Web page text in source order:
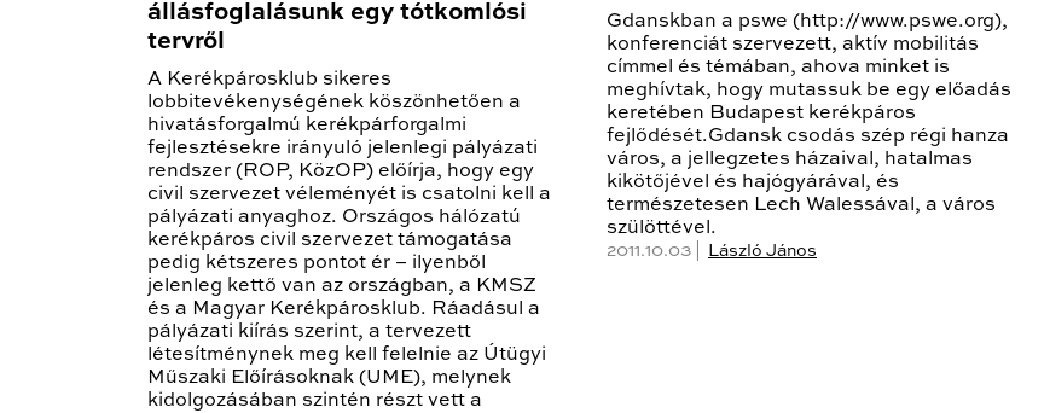
állásfoglalásunk egy tótkomlósi
tervről
A Kerékpárosklub sikeres
lobbitevékenységének köszönhetően a
hivatásforgalmú kerékpárforgalmi
fejlesztésekre irányuló jelenlegi pályázati
rendszer (ROP, KözOP) előírja, hogy egy
civil szervezet véleményét is csatolni kell a
pályázati anyaghoz. Országos hálózatú
kerékpáros civil szervezet támogatása
pedig kétszeres pontot ér – ilyenből
jelenleg kettő van az országban, a KMSZ
és a Magyar Kerékpárosklub. Ráadásul a
pályázati kiírás szerint, a tervezett
létesítménynek meg kell felelnie az Útügyi
Műszaki Előírásoknak (UME), melynek
kidolgozásában szintén részt vett a
Gdanskban a pswe (http://www.pswe.org),
konferenciát szervezett, aktív mobilitás
címmel és témában, ahova minket is
meghívtak, hogy mutassuk be egy előadás
keretében Budapest kerékpáros
fejlődését.Gdansk csodás szép régi hanza
város, a jellegzetes házaival, hatalmas
kikötőjével és hajógyárával, és
természetesen Lech Walessával, a város
szülöttével.
2011.10.03 | László János